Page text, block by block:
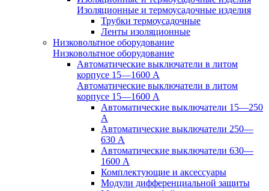
Изоляционные и термоусадочные изделия
Трубки термоусадочные
Ленты изоляционные
Низковольтное оборудование
Низковольтное оборудование
Автоматические выключатели в литом
корпусе 15—1600 А
Автоматические выключатели в литом
корпусе 15—1600 А
Автоматические выключатели 15—250
А
Автоматические выключатели 250—
630 А
Автоматические выключатели 630—
1600 А
Комплектующие и аксессуары
Модули дифференциальной защиты